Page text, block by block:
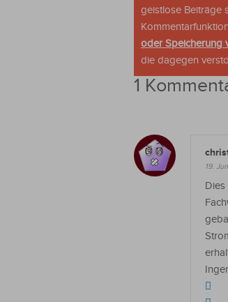
geistlose Beiträge
oder Speicherung
die dagegen
1
19.